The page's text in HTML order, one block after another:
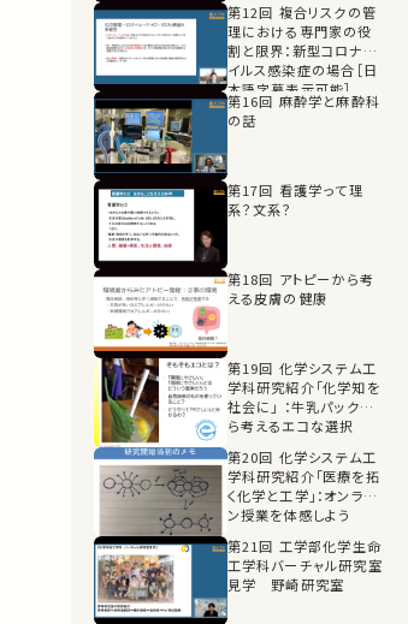
第12回 複合リスクの管
理における専門家の役
割と限界：新型コロナウ
イルス感染症の場合［日
本語字幕表示可能］
第16回 麻酔学と麻酔科
の話
第17回 看護学って理
系？文系？
第18回 アトピーから考
える皮膚の健康
第19回 化学システム工
学科研究紹介「化学知を
社会に」 ：牛乳パックか
ら考えるエコな選択
第20回 化学システム工
学科研究紹介「医療を拓
く化学と工学」：オンライ
ン授業を体感しよう
第21回 工学部化学生命
工学科バーチャル研究室
見学 野崎研究室